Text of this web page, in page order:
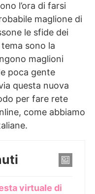
l’ora di farsi
maglione di
le sfide dei
sono la
maglioni
poca gente
questa nuova
per fare rete
come abbiamo
virtuale di